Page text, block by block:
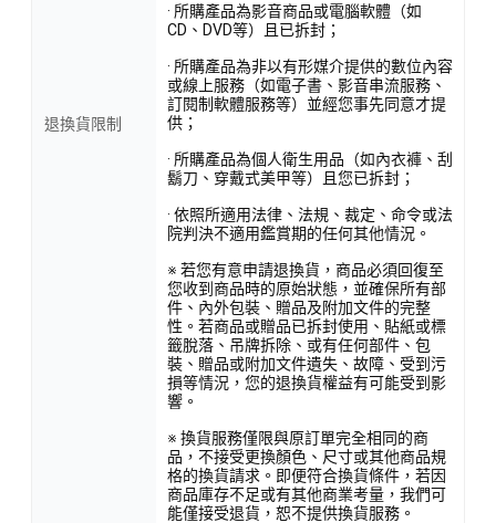
退換貨限制
· 所購產品為影音商品或電腦軟體（如
CD、DVD等）且已拆封；
· 所購產品為非以有形媒介提供的數位內容
或線上服務（如電子書、影音串流服務、
訂閱制軟體服務等）並經您事先同意才提
供；
· 所購產品為個人衛生用品（如內衣褲、刮
鬍刀、穿戴式美甲等）且您已拆封；
· 依照所適用法律、法規、裁定、命令或法
院判決不適用鑑賞期的任何其他情況。
※ 若您有意申請退換貨，商品必須回復至
您收到商品時的原始狀態，並確保所有部
件、內外包裝、贈品及附加文件的完整
性。若商品或贈品已拆封使用、貼紙或標
籤脫落、吊牌拆除、或有任何部件、包
裝、贈品或附加文件遺失、故障、受到污
損等情況，您的退換貨權益有可能受到影
響。
※ 換貨服務僅限與原訂單完全相同的商
品，不接受更換顏色、尺寸或其他商品規
格的換貨請求。即便符合換貨條件，若因
商品庫存不足或有其他商業考量，我們可
能僅接受退貨，恕不提供換貨服務。